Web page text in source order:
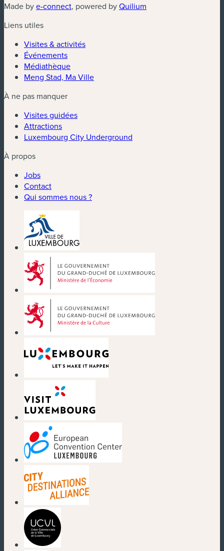
Made bye-connect, powered byQuilium
Liens utiles
Visites & activités
Événements
Médiathèque
Meng Stad, Ma Ville
À ne pas manquer
Visites guidées
Attractions
Luxembourg City Underground
À propos
Jobs
Contact
Qui sommes nous ?